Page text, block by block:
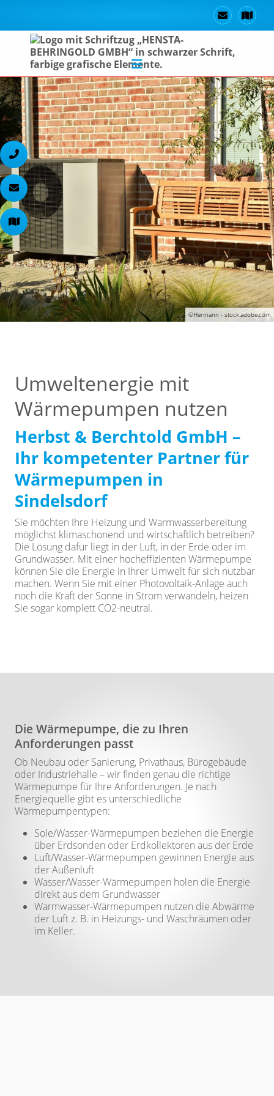
©Hermann - stock.adobe.com
Umweltenergie mit
Wärmepumpen nutzen
Herbst & Berchtold GmbH –
Ihr kompetenter Partner für
Wärmepumpen in
Sindelsdorf
Sie möchten Ihre Heizung und Warmwasserbereitung
möglichst klimaschonend und wirtschaftlich betreiben?
Die Lösung dafür liegt in der Luft, in der Erde oder im
Grundwasser. Mit einer hocheffizienten Wärmepumpe
können Sie die Energie in Ihrer Umwelt für sich nutzbar
machen. Wenn Sie mit einer Photovoltaik-Anlage auch
noch die Kraft der Sonne in Strom verwandeln, heizen
Sie sogar komplett CO2-neutral.
Die Wärmepumpe, die zu Ihren
Anforderungen passt
Ob Neubau oder Sanierung, Privathaus, Bürogebäude
oder Industriehalle – wir finden genau die richtige
Wärmepumpe für Ihre Anforderungen. Je nach
Energiequelle gibt es unterschiedliche
Wärmepumpentypen:
Sole/Wasser-Wärmepumpen beziehen die Energie
über Erdsonden oder Erdkollektoren aus der Erde
Luft/Wasser-Wärmepumpen gewinnen Energie aus
der Außenluft
Wasser/Wasser-Wärmepumpen holen die Energie
direkt aus dem Grundwasser
Warmwasser-Wärmepumpen nutzen die Abwärme
der Luft z. B. in Heizungs- und Waschräumen oder
im Keller.